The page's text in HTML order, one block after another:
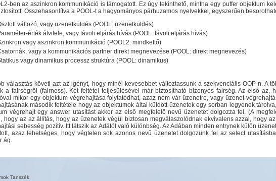
ben az aszinkron kommunikáció is támogatott. Ez úgy tekinthető, mintha egy puffer objektum
Összehasonlítva a POOL-t a hagyományos párhuzamos nyelvekkel, egyszerűen
változó, vagy üzenetküldés (POOL: üzenetküldés)
érték átvitele, vagy távoli eljárás hívás (POOL: távoli eljárás hívás)
vagy aszinkron kommunikáció (POOL2: mindkettő)
vagy a kommunikációs partner direkt megnevezése (POOL: direkt megnevezés)
vagy dinamikus processz struktúra (POOL: dinamikus)
választás követi azt az igényt, hogy minél kevesebbet változtassunk a szekvenciális OOP-n. A
a fairségről (fairness). Két feltétel teljesülésével már biztosítható bizonyos fairség. Az első az,
mikor egy objektum végrehajtása folytatódhat, azaz nem vár üzenetre, vagy üzenet
második feltétele hogy az objektumok által küldött üzenetek egy sorban legyenek
végrehajt egy answer utasítást akkor az első megfelelő nevű üzenetet dolgozza fel. (A
hogy az az állítás, hogy az üzenetek végül biztosan megválaszolódnak ekvivalens azzal, hogy
sebesség pozitív. Itt látszik az Adától való különbség. Az Adában minden entrynek külön
azaz lehetséges, hogy végtelen sok azonos nevű üzenetet dolgozunk fel az select
ág.
Tanszék